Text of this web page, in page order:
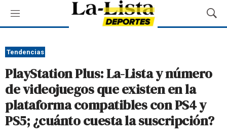
M
e
ú
M
o
a
s
q
Tendencias
PlayStation Plus: La-Lista y número
de videojuegos que existen en la
plataforma compatibles con PS4 y
PS5; ¿cuánto cuesta la suscripción?